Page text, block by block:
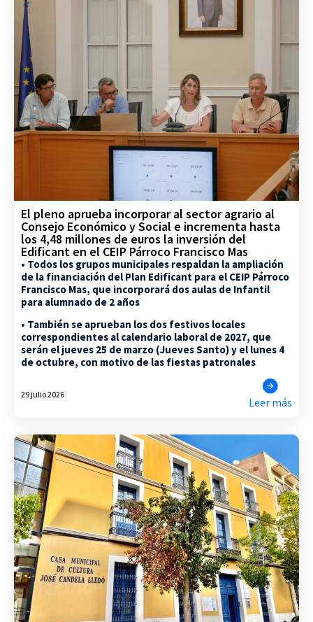
El pleno aprueba incorporar al sector agrario al
Consejo Económico y Social e incrementa hasta
los 4,48 millones de euros la inversión del
Edificant en el CEIP Párroco Francisco Mas
• Todos los grupos municipales respaldan la ampliación
de la financiación del Plan Edificant para el CEIP Párroco
Francisco Mas, que incorporará dos aulas de Infantil
para alumnado de 2 años
• También se aprueban los dos festivos locales
correspondientes al calendario laboral de 2027, que
serán el jueves 25 de marzo (Jueves Santo) y el lunes 4
de octubre, con motivo de las fiestas patronales
29 julio 2026
Leer más